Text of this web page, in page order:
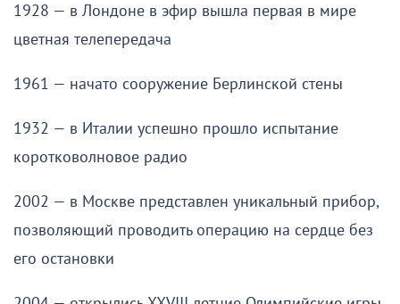
1928 — в Лондоне в эфир вышла первая в мире
цветная телепередача
1961 — начато сооружение Берлинской стены
1932 — в Италии успешно прошло испытание
коротковолновое радио
2002 — в Москве представлен уникальный прибор,
позволяющий проводить операцию на сердце без
его остановки